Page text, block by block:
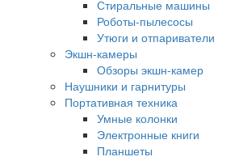
Стиральные машины
Роботы-пылесосы
Утюги и отпариватели
Экшн-камеры
Обзоры экшн-камер
Наушники и гарнитуры
Портативная техника
Умные колонки
Электронные книги
Планшеты